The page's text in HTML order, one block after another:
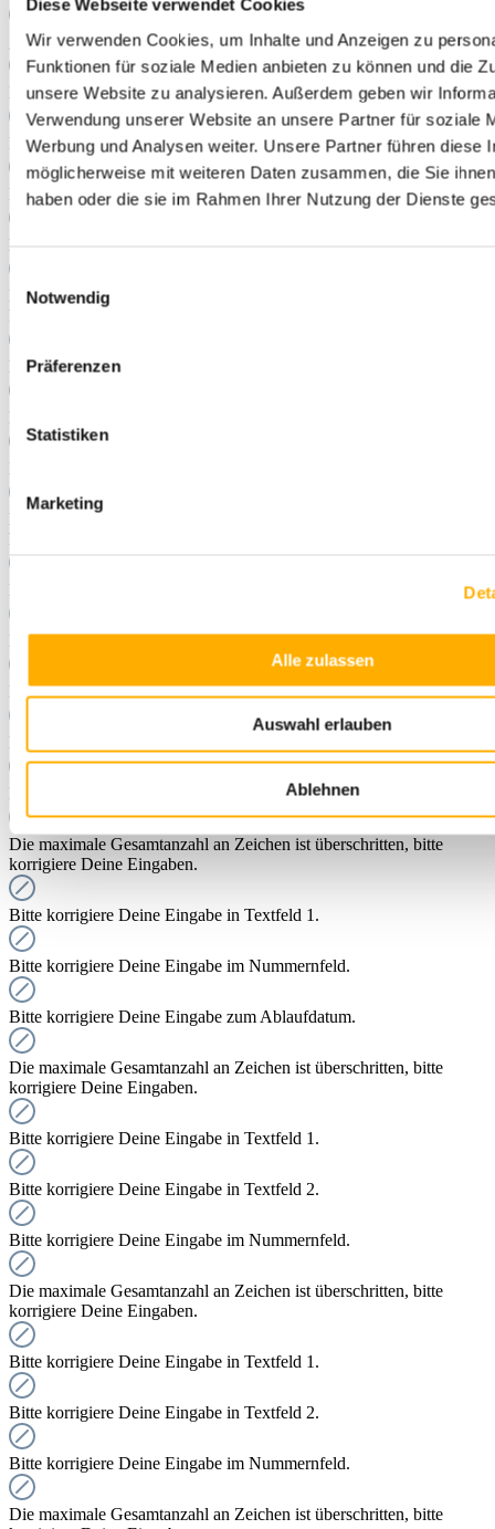
Diese Webseite verwendet Cookies
Wir verwenden Cookies, um Inhalte und Anzeigen zu
Funktionen für soziale Medien anbieten zu können und die
unsere Website zu analysieren. Außerdem geben wir
Verwendung unserer Website an unsere Partner für soziale
Werbung und Analysen weiter. Unsere Partner führen diese
möglicherweise mit weiteren Daten zusammen, die Sie
haben oder die sie im Rahmen Ihrer Nutzung der Dienste
Einwilligungsauswahl
Notwendig
Präferenzen
Statistiken
Marketing
Alle zulassen
Auswahl erlauben
Ablehnen
getConcretePlacards nicht implementiert
Kombination aus Renderer und Größe nicht implementiert
Bitte korrigiere Deine Eingabe in Textfeld 1.
Bitte korrigiere Deine Eingabe in Textfeld 2.
Bitte korrigiere Deine Eingabe im Nummernfeld.
Die maximale Gesamtanzahl an Zeichen ist überschritten, bitte
korrigiere Deine Eingaben.
Bitte korrigiere Deine Eingabe in Textfeld 1.
Bitte korrigiere Deine Eingabe in Textfeld 2.
Bitte korrigiere Deine Eingabe im Nummernfeld.
Die maximale Gesamtanzahl an Zeichen ist überschritten, bitte
korrigiere Deine Eingaben.
Bitte korrigiere Deine Eingabe in Textfeld 1.
Bitte korrigiere Deine Eingabe in Textfeld 2.
Bitte korrigiere Deine Eingabe im Nummernfeld.
Bitte korrigiere Deine Eingabe zum Anfangsmonat.
Bitte korrigiere Deine Eingabe zum Endmonat.
Die maximale Gesamtanzahl an Zeichen ist überschritten, bitte
korrigiere Deine Eingaben.
Bitte korrigiere Deine Eingabe in Textfeld 1.
Bitte korrigiere Deine Eingabe im Nummernfeld.
Bitte korrigiere Deine Eingabe zum Ablaufdatum.
Die maximale Gesamtanzahl an Zeichen ist überschritten, bitte
korrigiere Deine Eingaben.
Bitte korrigiere Deine Eingabe in Textfeld 1.
Bitte korrigiere Deine Eingabe in Textfeld 2.
Bitte korrigiere Deine Eingabe im Nummernfeld.
Die maximale Gesamtanzahl an Zeichen ist überschritten, bitte
korrigiere Deine Eingaben.
Bitte korrigiere Deine Eingabe in Textfeld 1.
Bitte korrigiere Deine Eingabe in Textfeld 2.
Bitte korrigiere Deine Eingabe im Nummernfeld.
Die maximale Gesamtanzahl an Zeichen ist überschritten, bitte